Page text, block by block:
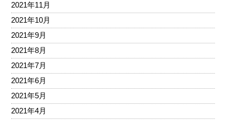
2021年11月
2021年10月
2021年9月
2021年8月
2021年7月
2021年6月
2021年5月
2021年4月